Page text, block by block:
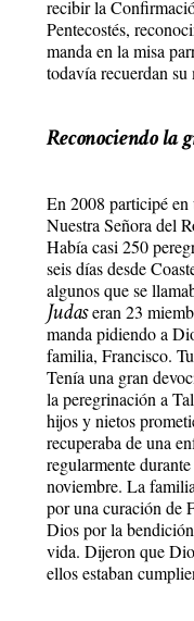
recibir la
Pentecostés,
manda en la misa
todavía recuerdan
Reconociendo la
En 2008 participé
Nuestra Señora del
Había casi 250
seis días desde
algunos que se
Judaseran 23
manda pidiendo a
familia, Francisco.
Tenía una gran
la peregrinación a
hijos y nietos
recuperaba de una
regularmente
noviembre. La
por una curación de
Dios por la
vida. Dijeron que
ellos estaban